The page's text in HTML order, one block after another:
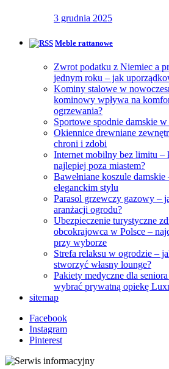
3 grudnia 2025
Meble rattanowe
Zwrot podatku z Niemiec a
jednym roku – jak
Kominy stalowe w
kominowy wpływa na
ogrzewania?
Sportowe spodnie damskie
Okiennice drewniane
chroni i zdobi
Internet mobilny bez limitu –
najlepiej poza miastem?
Bawełniane koszule
eleganckim stylu
Parasol grzewczy gazowy –
aranżacji ogrodu?
Ubezpieczenie turystyczne
obcokrajowca w Polsce –
przy wyborze
Strefa relaksu w ogrodzie –
stworzyć własny lounge?
Pakiety medyczne dla
wybrać prywatną opiekę
sitemap
Facebook
Instagram
Pinterest